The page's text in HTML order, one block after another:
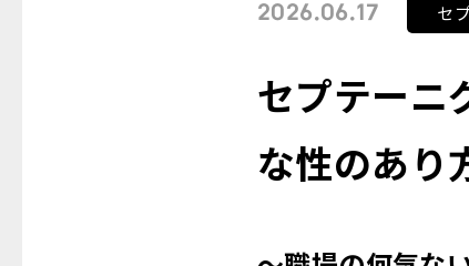
2026.06.17 セ
セプテーニ
な性のあり